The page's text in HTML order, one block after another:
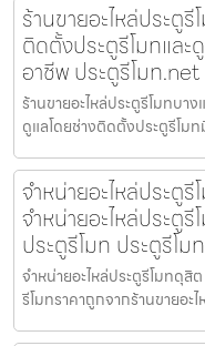
ร้านขายอะไหล่ประตู
ติดตั้งประตูรีโมทและ
อาชีพ ประตูรีโมท.net
ร้านขายอะไหล่ประตูรีโมทบ
ดูแลโดยช่างติดตั้งประตูรีโม
จำหน่ายอะไหล่ประตูรี
จำหน่ายอะไหล่ประตู
ประตูรีโมท ประตูรีโม
จำหน่ายอะไหล่ประตูรีโมทดุสิต
รีโมทราคาถูกจากร้านขายอะ